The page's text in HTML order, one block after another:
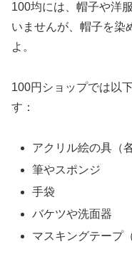
100均には、帽子や洋
いませんが、帽子を染
よ。
100円ショップでは以
す：
アクリル絵の具（
筆やスポンジ
手袋
バケツや洗面器
マスキングテープ